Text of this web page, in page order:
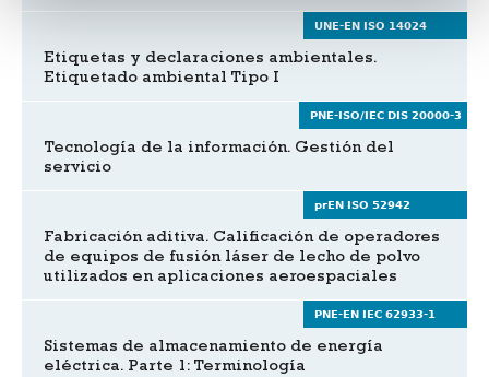
UNE-EN ISO 14024
Etiquetas y declaraciones ambientales.
Etiquetado ambiental Tipo I
PNE-ISO/IEC DIS 20000-3
Tecnología de la información. Gestión del
servicio
prEN ISO 52942
Fabricación aditiva. Calificación de operadores
de equipos de fusión láser de lecho de polvo
utilizados en aplicaciones aeroespaciales
PNE-EN IEC 62933-1
Sistemas de almacenamiento de energía
eléctrica. Parte 1: Terminología